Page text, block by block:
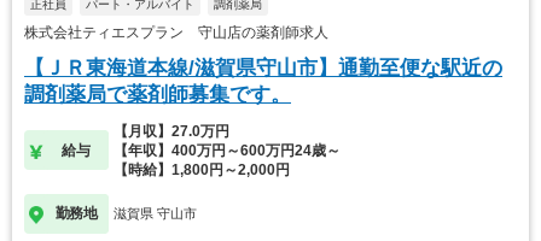
正社員 パート・アルバイト 調剤薬局
株式会社ティエスプラン 守山店の薬剤師求人
【ＪＲ東海道本線/滋賀県守山市】通勤至便な駅近の
調剤薬局で薬剤師募集です。
給与
【月収】27.0万円
【年収】400万円～600万円24歳～
【時給】1,800円～2,000円
勤務地 滋賀県 守山市